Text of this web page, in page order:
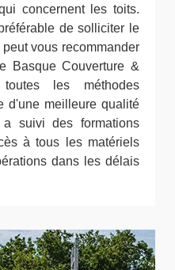
concernent les toits.
de solliciter le
vous recommander
Basque Couverture &
les méthodes
d'une meilleure qualité
suivi des formations
à tous les matériels
dans les délais